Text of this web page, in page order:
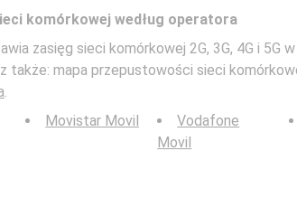
komórkowej według operatora
zasięg sieci komórkowej 2G, 3G, 4G i 5G
także: mapa przepustowości sieci
.
Movistar Movil
Vodafone
Movil